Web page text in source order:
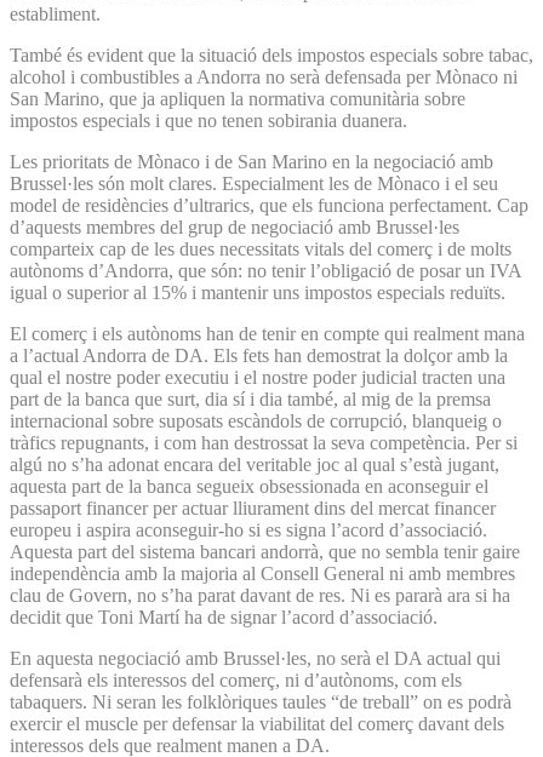
establiment.
També és evident que la situació dels impostos especials sobre tabac,
alcohol i combustibles a Andorra no serà defensada per Mònaco ni
San Marino, que ja apliquen la normativa comunitària sobre
impostos especials i que no tenen sobirania duanera.
Les prioritats de Mònaco i de San Marino en la negociació amb
Brussel·les són molt clares. Especialment les de Mònaco i el seu
model de residències d’ultrarics, que els funciona perfectament. Cap
d’aquests membres del grup de negociació amb Brussel·les
comparteix cap de les dues necessitats vitals del comerç i de molts
autònoms d’Andorra, que són: no tenir l’obligació de posar un IVA
igual o superior al 15% i mantenir uns impostos especials reduïts.
El comerç i els autònoms han de tenir en compte qui realment mana
a l’actual Andorra de DA. Els fets han demostrat la dolçor amb la
qual el nostre poder executiu i el nostre poder judicial tracten una
part de la banca que surt, dia sí i dia també, al mig de la premsa
internacional sobre suposats escàndols de corrupció, blanqueig o
tràfics repugnants, i com han destrossat la seva competència. Per si
algú no s’ha adonat encara del veritable joc al qual s’està jugant,
aquesta part de la banca segueix obsessionada en aconseguir el
passaport financer per actuar lliurament dins del mercat financer
europeu i aspira aconseguir-ho si es signa l’acord d’associació.
Aquesta part del sistema bancari andorrà, que no sembla tenir gaire
independència amb la majoria al Consell General ni amb membres
clau de Govern, no s’ha parat davant de res. Ni es pararà ara si ha
decidit que Toni Martí ha de signar l’acord d’associació.
En aquesta negociació amb Brussel·les, no serà el DA actual qui
defensarà els interessos del comerç, ni d’autònoms, com els
tabaquers. Ni seran les folklòriques taules “de treball” on es podrà
exercir el muscle per defensar la viabilitat del comerç davant dels
interessos dels que realment manen a DA.